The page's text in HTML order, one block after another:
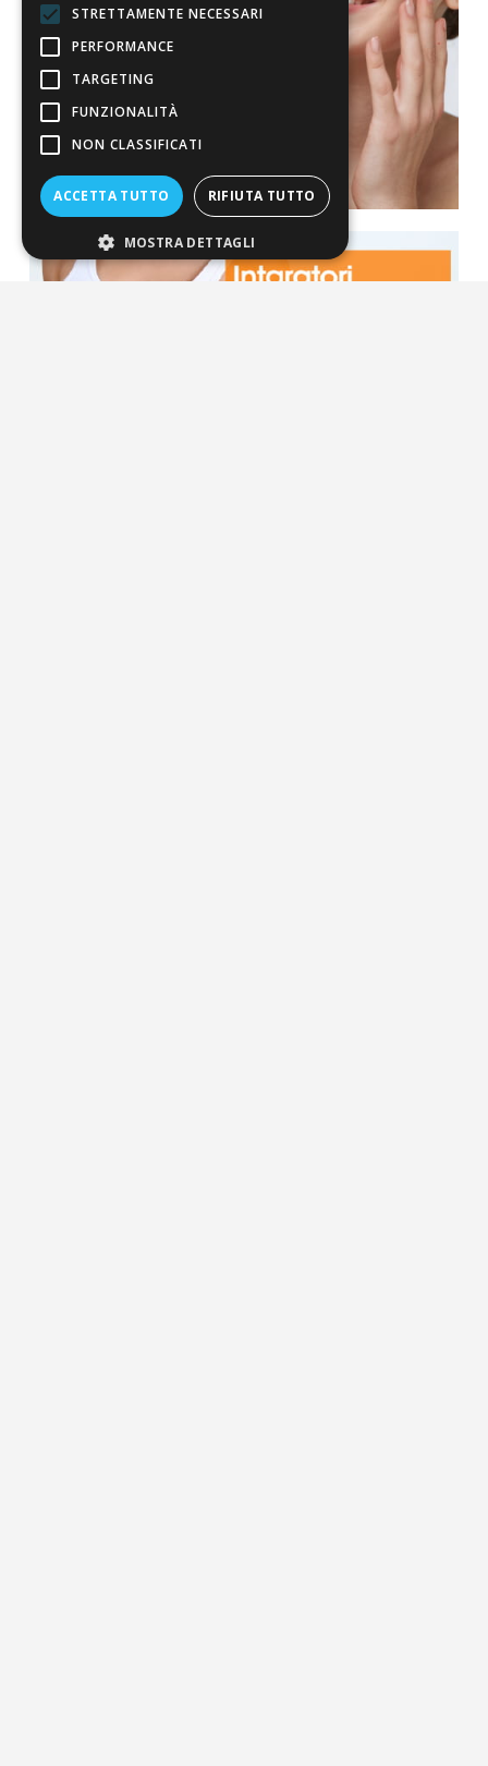
STRETTAMENTE NECESSARI
PERFORMANCE
TARGETING
FUNZIONALITÀ
NON CLASSIFICATI
ACCETTA TUTTO RIFIUTA TUTTO
MOSTRA DETTAGLI